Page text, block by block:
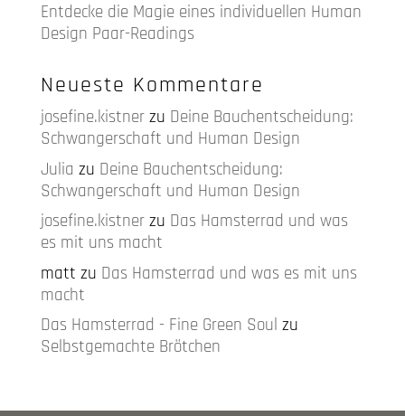
Entdecke die Magie eines individuellen Human
Design Paar-Readings
Neueste Kommentare
josefine.kistnerzu Deine Bauchentscheidung:
Schwangerschaft und Human Design
Julia zu Deine Bauchentscheidung:
Schwangerschaft und Human Design
josefine.kistnerzu Das Hamsterrad und was
es mit uns macht
matt zu Das Hamsterrad und was es mit uns
macht
Das Hamsterrad - Fine Green Soul zu
Selbstgemachte Brötchen